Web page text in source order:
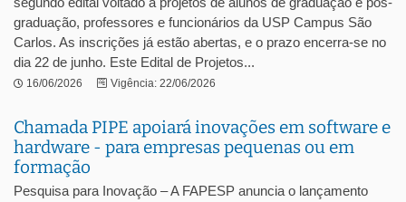
graduação, professores e funcionários da USP Campus São
Carlos. As inscrições já estão abertas, e o prazo encerra-se no
dia 22 de junho. Este Edital de Projetos...
16/06/2026 Vigência: 22/06/2026
Chamada PIPE apoiará inovações em software e
hardware - para empresas pequenas ou em
formação
Pesquisa para Inovação – A FAPESP anuncia o lançamento